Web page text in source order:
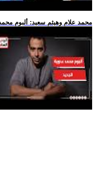
.. محمد علام وهيثم سعيد: ألبوم